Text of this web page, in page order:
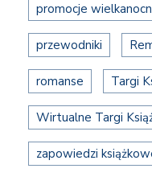
promocje
przewodniki
romanse Targi
Wirtualne Targi
zapowiedzi